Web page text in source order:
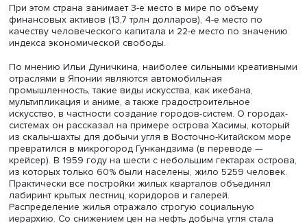
Илья Дуничкин
В это же время произошла активная миграция
из деревни в города. Работодатели поддерживали
долгосрочной занятости: практиковались
наем» и оплата труда «по старшинству». В корпорациях
распространилась философия кайдзен, предлагающая
рассматривать место работы как второй дом, который
постоянно совершенствовать.